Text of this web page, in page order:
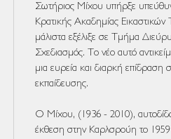
Σωτήριος Μίχου υπήρξε
Κρατικής Ακαδημίας
μάλιστα εξέλιξε σε Τμήμα
Σχεδιασμός. Το νέο αυτό
μια ευρεία και διαρκή επίδραση
εκπαίδευσης.
Ο Μίχου, (1936 - 2010),
έκθεση στην Καρλσρούη το 1959